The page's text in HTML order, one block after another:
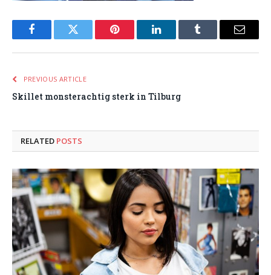
FacebookTwitter Pinterest LinkedInTumblr Email
PREVIOUS ARTICLE
Skillet monsterachtig sterk in Tilburg
RELATED POSTS